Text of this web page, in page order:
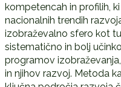
kompetencah in profilih,
nacionalnih trendih
izobraževalno sfero kot
sistematično in bolj
programov
in njihov razvoj. Metoda